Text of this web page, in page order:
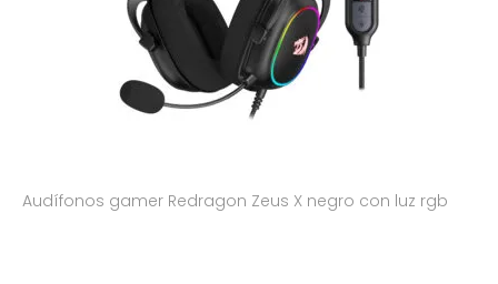
Audífonos gamer Redragon Zeus X negro con luz rgb